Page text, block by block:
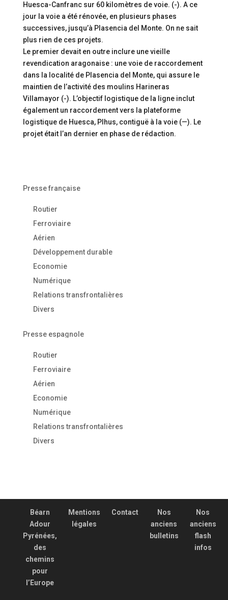
Huesca-Canfranc sur 60 kilomètres de voie. (-). A ce
jour la voie a été rénovée, en plusieurs phases
successives, jusqu’à Plasencia del Monte. On ne sait
plus rien de ces projets.
Le premier devait en outre inclure une vieille
revendication aragonaise : une voie de raccordement
dans la localité de Plasencia del Monte, qui assure le
maintien de l’activité des moulins Harineras
Villamayor (-). L’objectif logistique de la ligne inclut
également un raccordement vers la plateforme
logistique de Huesca, Plhus, contiguë à la voie (—). Le
projet était l’an dernier en phase de rédaction.
Presse française
Routier
Ferroviaire
Aérien
Développement durable
Economie
Numérique
Relations transfrontalières
Divers
Presse espagnole
Routier
Ferroviaire
Aérien
Economie
Numérique
Relations transfrontalières
Divers
Béarn
Adour
Pyrénées,
des
chemins
pour
l’Europe
Mentions
légales
Contact
Nos
anciens
bulletins
Nos
anciens
flash
infos